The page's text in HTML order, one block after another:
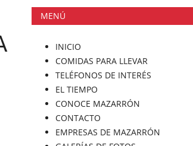
MENÚ
INICIO
COMIDAS PARA LLEVAR
TELÉFONOS DE INTERÉS
EL TIEMPO
CONOCE MAZARRÓN
CONTACTO
EMPRESAS DE MAZARRÓN